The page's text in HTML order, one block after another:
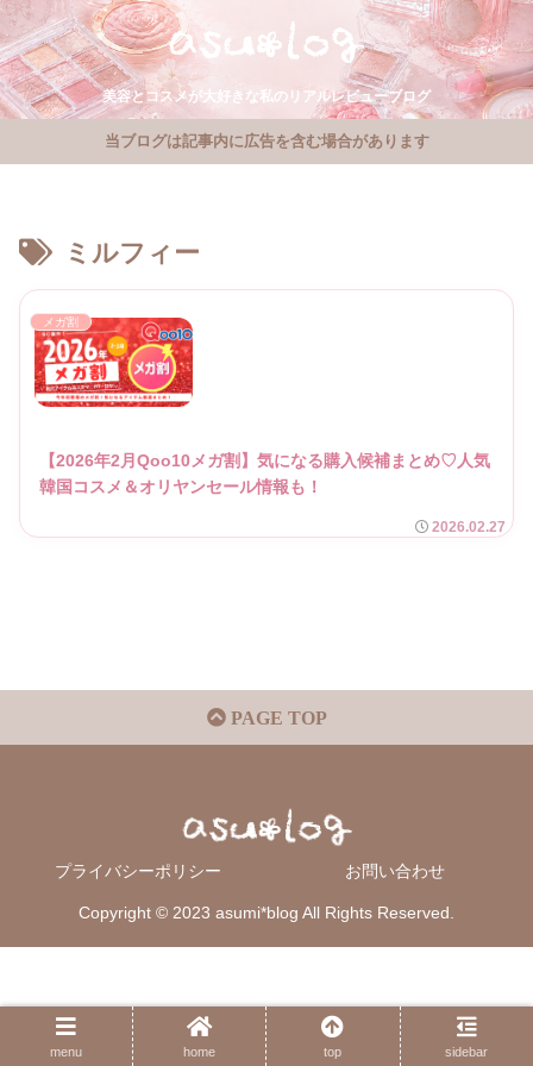
美容とコスメが大好きな私のリアルレビューブログ
当ブログは記事内に広告を含む場合があります
ミルフィー
メガ割
【2026年2月Qoo10メガ割】気になる購入候補まとめ♡人気
韓国コスメ＆オリヤンセール情報も！
2026.02.27
PAGE TOP
プライバシーポリシー お問い合わせ
Copyright © 2023 asumi*blog All Rights Reserved.
menu home top sidebar